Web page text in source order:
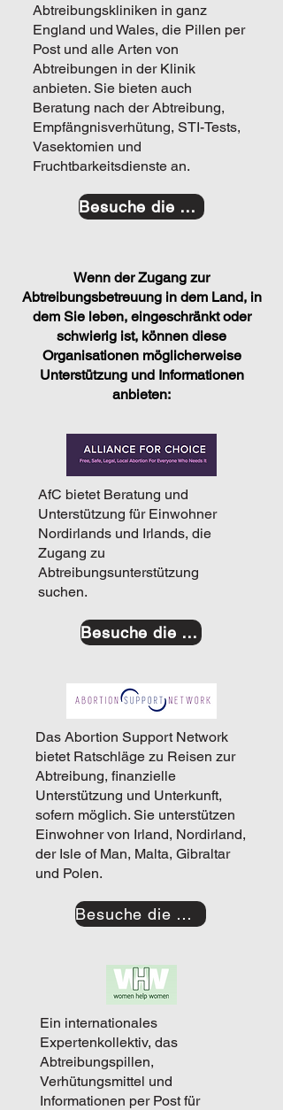
Abtreibungskliniken in ganz
England und Wales, die Pillen per
Post und alle Arten von
Abtreibungen in der Klinik
anbieten. Sie bieten auch
Beratung nach der Abtreibung,
Empfängnisverhütung, STI-Tests,
Vasektomien und
Fruchtbarkeitsdienste an.
Besuche die Website
Wenn der Zugang zur
Abtreibungsbetreuung in dem Land, in
dem Sie leben, eingeschränkt oder
schwierig ist, können diese
Organisationen möglicherweise
Unterstützung und Informationen
anbieten:
AfC bietet Beratung und
Unterstützung für Einwohner
Nordirlands und Irlands, die
Zugang zu
Abtreibungsunterstützung
suchen.
Besuche die Website
Das Abortion Support Network
bietet Ratschläge zu Reisen zur
Abtreibung, finanzielle
Unterstützung und Unterkunft,
sofern möglich. Sie unterstützen
Einwohner von Irland, Nordirland,
der Isle of Man, Malta, Gibraltar
und Polen.
Besuche die Website
Ein internationales
Expertenkollektiv, das
Abtreibungspillen,
Verhütungsmittel und
Informationen per Post für